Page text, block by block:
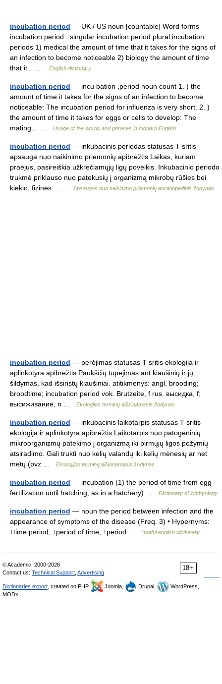
incubation period — UK / US noun [countable] Word forms
incubation period : singular incubation period plural incubation
periods 1) medical the amount of time that it takes for the signs of
an infection to become noticeable 2) biology the amount of time
that it… …
English dictionary
incubation period — incu bation ,period noun count 1. ) the
amount of time it takes for the signs of an infection to become
noticeable: The incubation period for influenza is very short. 2. )
the amount of time it takes for eggs or cells to develop: The
mating… …
Usage of the words and phrases in modern English
incubation period — inkubacinis periodas statusas T sritis
apsauga nuo naikinimo priemonių apibrėžtis Laikas, kuriam
praėjus, pasireiškia užkrečiamųjų ligų poveikis. Inkubacinio periodo
trukmė priklauso nuo patekusių į organizmą mikrobų rūšies bei
kiekio, fizinės… …
Apsaugos nuo naikinimo priemonių enciklopedinis žodynas
incubation period — perėjimas statusas T sritis ekologija ir
aplinkotyra apibrėžtis Paukščių tupėjimas ant kiaušinių ir jų
šildymas, kad išsiristų kiaušiniai. atitikmenys: angl. brooding;
broodtime; incubation period vok. Brutzeite, f rus. высидка, f;
высиживание, n …
Ekologijos terminų aiškinamasis žodynas
incubation period — inkubacinis laikotarpis statusas T sritis
ekologija ir aplinkotyra apibrėžtis Laikotarpis nuo patogeninių
mikroorganizmų patekimo į organizmą iki pirmųjų ligos požymių
atsiradimo. Gali trukti nuo kelių valandų iki kelių mėnesių ar net
metų (pvz …
Ekologijos terminų aiškinamasis žodynas
incubation period — incubation (1) the period of time from egg
fertilization until hatching, as in a hatchery) …
Dictionary of ichthyology
incubation period — noun the period between infection and the
appearance of symptoms of the disease (Freq. 3) • Hypernyms:
↑time period, ↑period of time, ↑period …
Useful english dictionary
18+
© Academic, 2000-2026
Contact us: Technical Support Advertising
Dictionaries export , created on PHP, Joomla, Drupal,
WordPress,
MODx.